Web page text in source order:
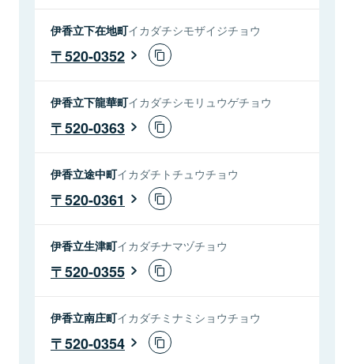
伊香立下在地町イカダチシモザイジチョウ
520-0352
伊香立下龍華町イカダチシモリュウゲチョウ
520-0363
伊香立途中町イカダチトチュウチョウ
520-0361
伊香立生津町イカダチナマヅチョウ
520-0355
伊香立南庄町イカダチミナミショウチョウ
520-0354